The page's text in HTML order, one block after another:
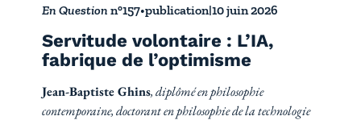
Servitude volontaire : L’IA,
fabrique de l’optimisme
En Question n°157•publication|10 juin 2026
Jean-Baptiste Ghins, diplômé en philosophie
contemporaine, doctorant en philosophie de la technologie